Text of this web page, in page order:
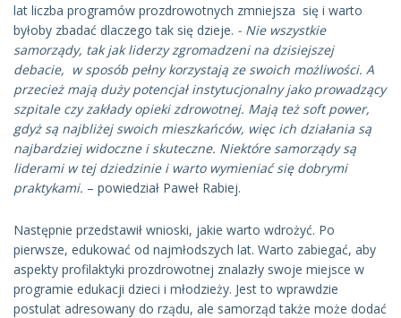
lat liczba programów prozdrowotnych zmniejsza się i warto
byłoby zbadać dlaczego tak się dzieje. - Nie wszystkie
samorządy, tak jak liderzy zgromadzeni na dzisiejszej
debacie, w sposób pełny korzystają ze swoich możliwości. A
przecież mają duży potencjał instytucjonalny jako prowadzący
szpitale czy zakłady opieki zdrowotnej. Mają też soft power,
gdyż są najbliżej swoich mieszkańców, więc ich działania są
najbardziej widoczne i skuteczne. Niektóre samorządy są
liderami w tej dziedzinie i warto wymieniać się dobrymi
praktykami. – powiedział Paweł Rabiej.
Następnie przedstawił wnioski, jakie warto wdrożyć. Po
pierwsze, edukować od najmłodszych lat. Warto zabiegać, aby
aspekty profilaktyki prozdrowotnej znalazły swoje miejsce w
programie edukacji dzieci i młodzieży. Jest to wprawdzie
postulat adresowany do rządu, ale samorząd także może dodać